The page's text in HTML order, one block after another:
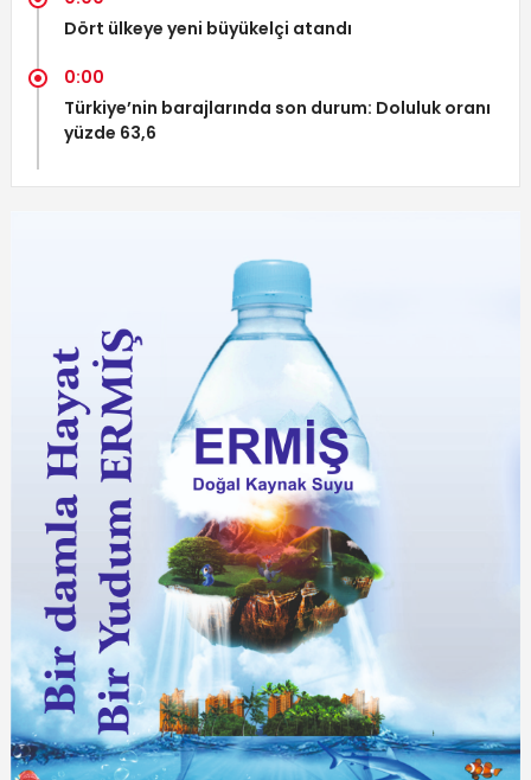
Dört ülkeye yeni büyükelçi atandı
0:00
Türkiye’nin barajlarında son durum: Doluluk oranı
yüzde 63,6